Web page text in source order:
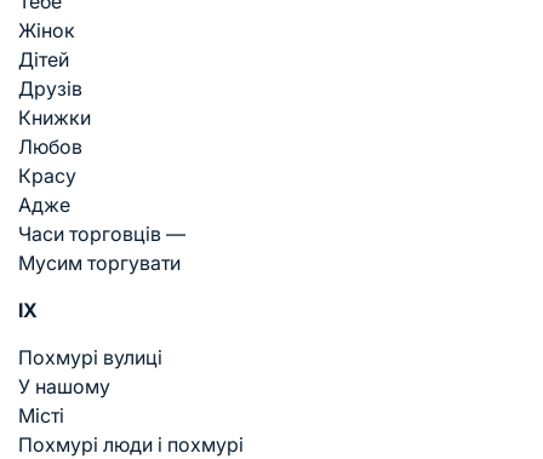
Жінок
Дітей
Друзів
Книжки
Любов
Красу
Адже
Часи торговців —
Мусим торгувати
IX
Похмурі вулиці
У нашому
Місті
Похмурі люди і похмурі